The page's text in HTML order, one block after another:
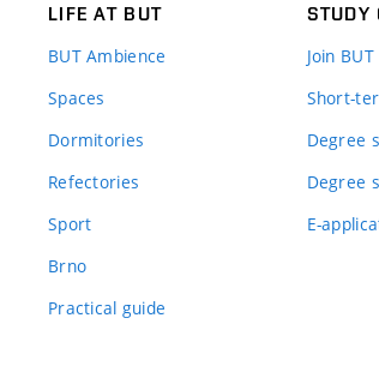
LIFE AT BUT
BUT Ambience
Spaces
Dormitories
Refectories
Sport
Brno
Practical guide
STUDY
Join BUT
Short-
Degree
Degree
E-